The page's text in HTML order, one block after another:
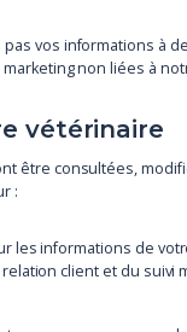
vos informations à
non liées à
vétérinaire
être consultées,
:
les informations de
client et du suivi